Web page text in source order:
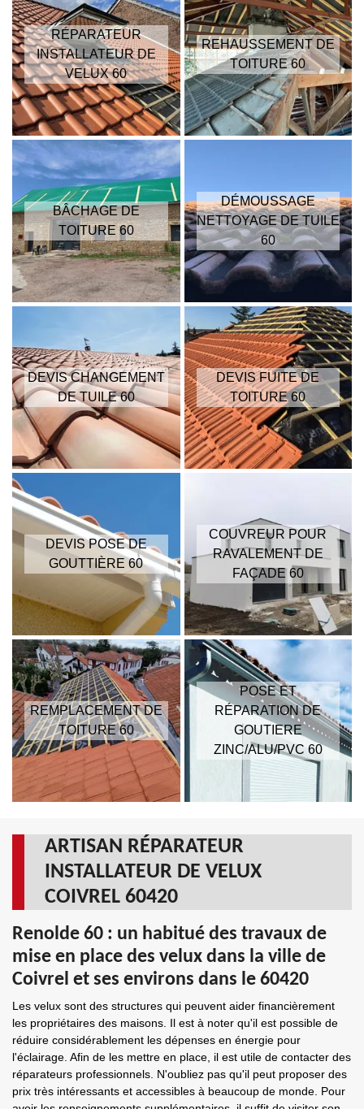
RÉPARATEUR
INSTALLATEUR DE
VELUX 60
REHAUSSEMENT DE
TOITURE 60
BÂCHAGE DE
TOITURE 60
DÉMOUSSAGE
NETTOYAGE DE TUILE
60
DEVIS CHANGEMENT
DE TUILE 60
DEVIS FUITE DE
TOITURE 60
DEVIS POSE DE
GOUTTIÈRE 60
COUVREUR POUR
RAVALEMENT DE
FAÇADE 60
REMPLACEMENT DE
TOITURE 60
POSE ET
RÉPARATION DE
GOUTIERE
ZINC/ALU/PVC 60
ARTISAN RÉPARATEUR
INSTALLATEUR DE VELUX
COIVREL 60420
Renolde 60 : un habitué des travaux de
mise en place des velux dans la ville de
Coivrel et ses environs dans le 60420
Les velux sont des structures qui peuvent aider financièrement
les propriétaires des maisons. Il est à noter qu'il est possible de
réduire considérablement les dépenses en énergie pour
l'éclairage. Afin de les mettre en place, il est utile de contacter des
réparateurs professionnels. N'oubliez pas qu'il peut proposer des
prix très intéressants et accessibles à beaucoup de monde. Pour